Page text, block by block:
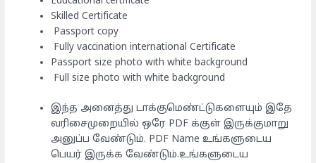
Skilled Certificate
Passport copy
Fully vaccination international Certificate
Passport size photo with white background
Full size photo with white background
இந்த அனைத்து டாக்குமெண்ட்டுகளையும் இதே
வரிசைமுறையில் ஒரே PDF க்குள் இருக்குமாறு
அனுப்ப வேண்டும். PDF Name உங்களுடைய
பெயர் இருக்க வேண்டும்.உங்களுடைய